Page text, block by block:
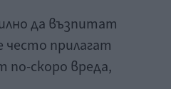
да възпитат
прилагат
скоро вреда,